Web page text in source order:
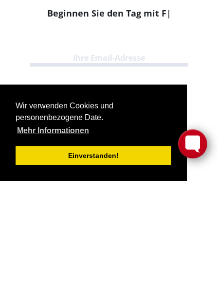
Wir verwenden Cookies und
personenbezogene Date.
Mehr Informationen
Einverstanden!
Beginnen Sie den Tag mit Food
Abonnieren